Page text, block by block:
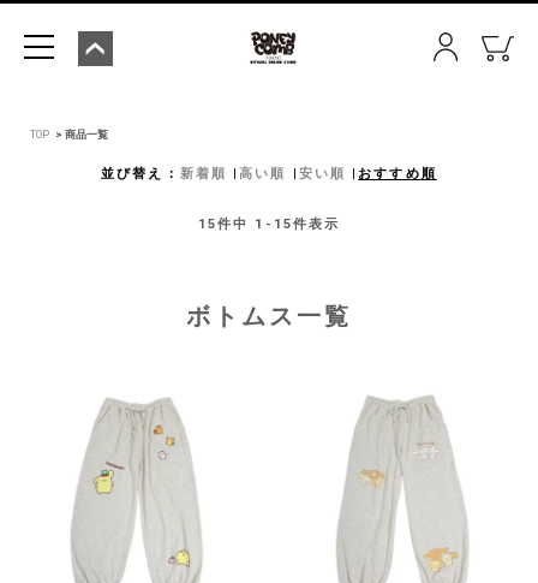
TOP 商品一覧
並び替え 新着順 高い順 安い順 おすすめ順
15件中 1 - 15件表示
ボトムス一覧